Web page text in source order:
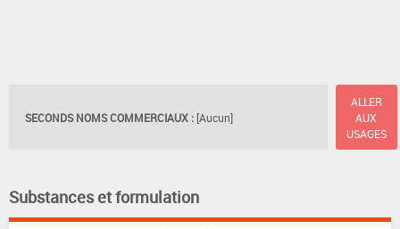
SECONDS NOMS COMMERCIAUX : [Aucun]
ALLER
AUX
USAGES
Substances et formulation